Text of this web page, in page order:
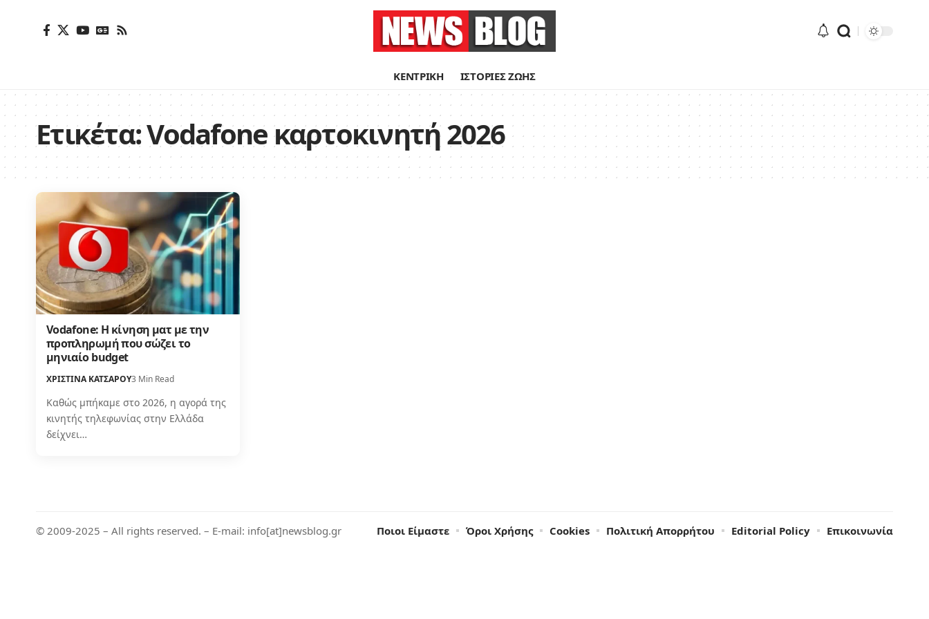
ΚΕΝΤΡΙΚΗ ΙΣΤΟΡΙΕΣ ΖΩΗΣ
Ετικέτα:Vodafone καρτοκινητή 2026
Vodafone: Η κίνηση ματ με την
προπληρωμή που σώζει το
μηνιαίο budget
ΧΡΙΣΤΙΝΑ ΚΑΤΣΑΡΟΥ3 Min Read
Καθώς μπήκαμε στο 2026, η αγορά της
κινητής τηλεφωνίας στην Ελλάδα
δείχνει…
© 2009-2025 – All rights reserved. – E-mail: info[at]newsblog.gr Ποιοι Είμαστε Όροι Χρήσης Cookies Πολιτική Απορρήτου Editorial Policy Επικοινωνία